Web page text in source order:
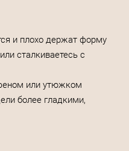
и плохо держат форму
сталкиваетесь с
или утюжком
более гладкими,